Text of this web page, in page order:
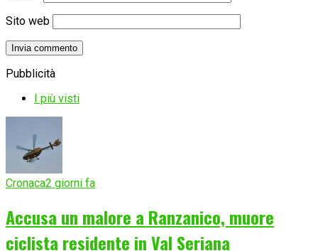
Sito web
Pubblicità
I più visti
Cronaca2 giorni fa
Accusa un malore a Ranzanico, muore
ciclista residente in Val Seriana